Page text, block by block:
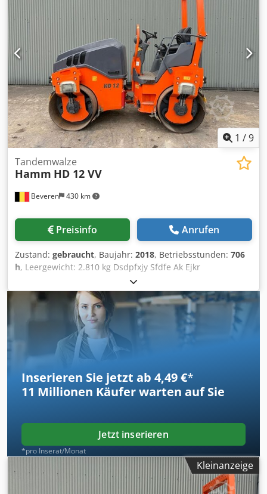
1 /9
Beveren 430 km
Tandemwalze
Hamm HD 12 VV
Preisinfo Anrufen
Zustand: gebraucht, Baujahr: 2018, Betriebsstunden: 706
h, Leergewicht: 2.810 kg Dsdpfxjy Sfdfe Ak Ejkr
Motormarke: Kubota Wenden Sie sich an Kristoff Van
Havere, um weitere Informationen zu erhalten.
Inserieren Sie jetzt ab 4,49 €*
11 Millionen Käufer warten auf Sie
Jetzt inserieren
*pro Inserat/Monat
Kleinanzeige